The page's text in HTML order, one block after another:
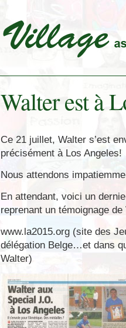
Walter est à
Ce 21 juillet, Walter s’est
précisément à Los Angeles!
Nous attendons
En attendant, voici un
reprenant un témoignage de
www.la2015.org (site des
délégation Belge…et dans
Walter)